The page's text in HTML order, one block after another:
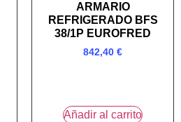
ARMARIO
REFRIGERADO BFS
38/1P EUROFRED
842,40 €
Añadir al carrito